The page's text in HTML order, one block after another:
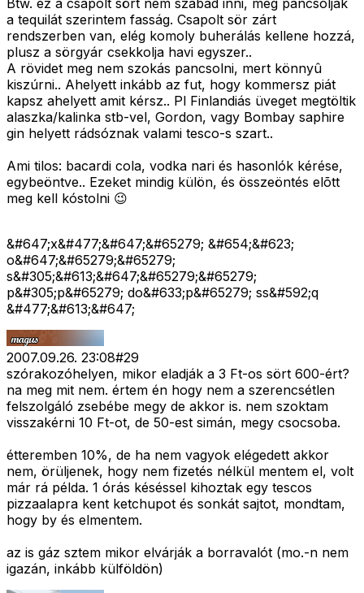
Btw. ez a csapolt sört nem szabad inni, meg pancsolják
a tequilát szerintem fasság. Csapolt sör zárt
rendszerben van, elég komoly buherálás kellene hozzá,
plusz a sörgyár csekkolja havi egyszer..
A rövidet meg nem szokás pancsolni, mert könnyû
kiszúrni.. Ahelyett inkább az fut, hogy kommersz piát
kapsz ahelyett amit kérsz.. Pl Finlandiás üveget megtöltik
alaszka/kalinka stb-vel, Gordon, vagy Bombay saphire
gin helyett rádsóznak valami tesco-s szart..
Ami tilos: bacardi cola, vodka nari és hasonlók kérése,
egybeöntve.. Ezeket mindig külön, és összeöntés elõtt
meg kell kóstolni 😉
&#647;x&#477;&#647;&#65279; &#654;&#623;
o&#647;&#65279;&#65279;
s&#305;&#613;&#647;&#65279;&#65279;
p&#305;p&#65279; do&#633;p&#65279; ss&#592;q
&#477;&#613;&#647;
2007.09.26. 23:08#29
szórakozóhelyen, mikor eladják a 3 Ft-os sört 600-ért?
na meg mit nem. értem én hogy nem a szerencsétlen
felszolgáló zsebébe megy de akkor is. nem szoktam
visszakérni 10 Ft-ot, de 50-est simán, megy csocsoba.
étteremben 10%, de ha nem vagyok elégedett akkor
nem, örüljenek, hogy nem fizetés nélkül mentem el, volt
már rá példa. 1 órás késéssel kihoztak egy tescos
pizzaalapra kent ketchupot és sonkát sajtot, mondtam,
hogy by és elmentem.
az is gáz sztem mikor elvárják a borravalót (mo.-n nem
igazán, inkább külföldön)